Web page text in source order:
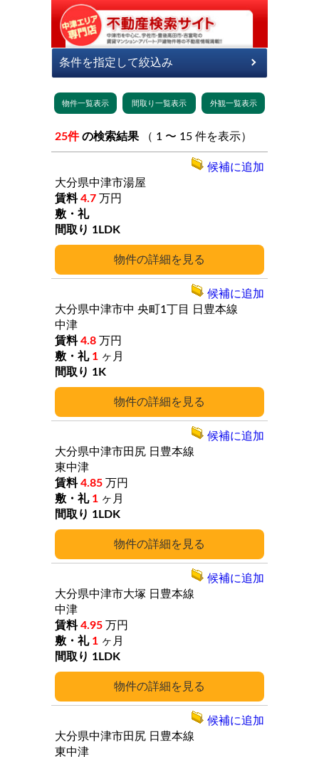
25件 の検索結果 （ 1 〜 15 件を表示）
詳細
大分県中津市湯屋
4.7 万円
1LDK
候補に追加
詳細
大分県中津市中 央町1丁目
日豊本線
中津
4.8 万円
1 ヶ月
1K
候補に追加
詳細
大分県中津市田尻 日豊本線
東中津
4.85 万円
1 ヶ月
1LDK
候補に追加
詳細
大分県中津市大塚 日豊本線
中津
4.95 万円
1 ヶ月
1LDK
候補に追加
大分県中津市田尻 日豊本線
東中津
候補に追加